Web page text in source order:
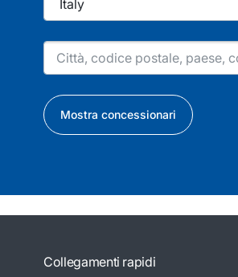
Mostra concessionari
Collegamenti rapidi